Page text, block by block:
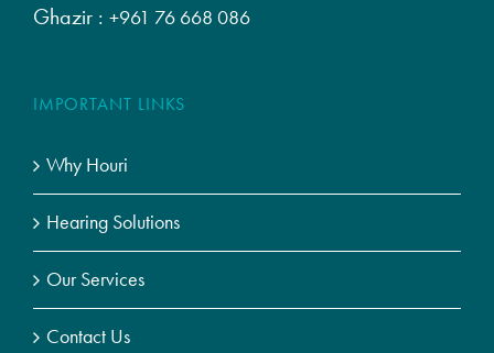
Ghazir : +961 76 668 086
IMPORTANT LINKS
Why Houri
Hearing Solutions
Our Services
Contact Us